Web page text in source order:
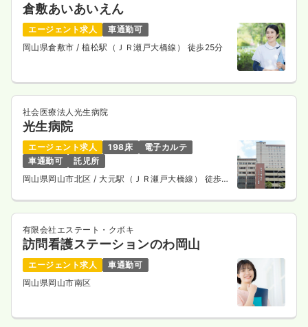
倉敷あいあいえん
エージェント求人
車通勤可
岡山県倉敷市 / 植松駅（ＪＲ瀬戸大橋線） 徒歩25分
社会医療法人光生病院
光生病院
エージェント求人 198床
電子カルテ
車通勤可
託児所
岡山県岡山市北区/ 大元駅（ＪＲ瀬戸大橋線） 徒歩
有限会社エステート・クボキ
訪問看護ステーションのわ岡山
エージェント求人
車通勤可
岡山県岡山市南区